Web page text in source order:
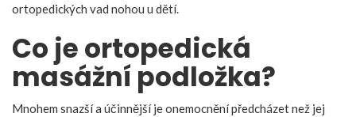
ortopedických vad nohou u dětí.
Co je ortopedická
masážní podložka?
Mnohem snazší a účinnější je onemocnění předcházet než jej